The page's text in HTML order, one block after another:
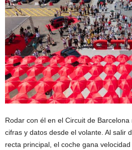
Rodar con él en el Circuit de
cifras y datos desde el volante. Al salir
recta principal, el coche gana